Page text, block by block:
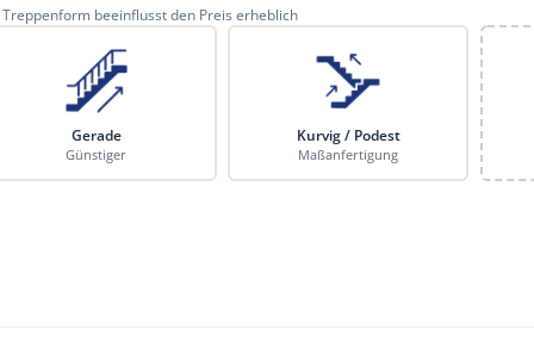
Treppenform beeinflusst den Preis erheblich
Gerade
Günstiger
Kurvig / Podest
Maßanfertigung